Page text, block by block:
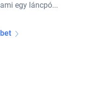
egy láncpó...